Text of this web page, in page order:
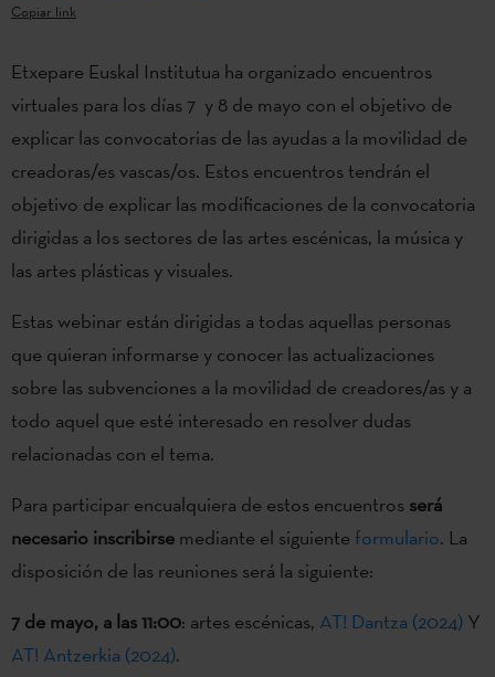
Copiar link
Etxepare Euskal Institutua ha organizado encuentros
virtuales para los días 7 y 8 de mayo con el objetivo de
explicar las convocatorias de las ayudas a la movilidad de
creadoras/es vascas/os. Estos encuentros tendrán el
objetivo de explicar las modificaciones de la convocatoria
dirigidas a los sectores de las artes escénicas, la música y
las artes plásticas y visuales.
Estas webinar están dirigidas a todas aquellas personas
que quieran informarse y conocer las actualizaciones
sobre las subvenciones a la movilidad de creadores/as y a
todo aquel que esté interesado en resolver dudas
relacionadas con el tema.
Para participar encualquiera de estos encuentros será
necesario inscribirse mediante el siguienteformulario. La
disposición de las reuniones será la siguiente:
7 de mayo, a las 11:00: artes escénicas, AT! Dantza (2024) Y
AT! Antzerkia (2024).